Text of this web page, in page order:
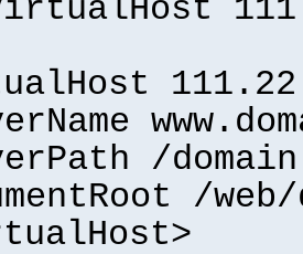
/domain
/web/